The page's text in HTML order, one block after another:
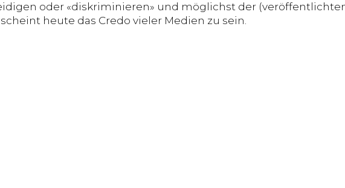
oder «diskriminieren» und möglichst der
heute das Credo vieler Medien zu sein.